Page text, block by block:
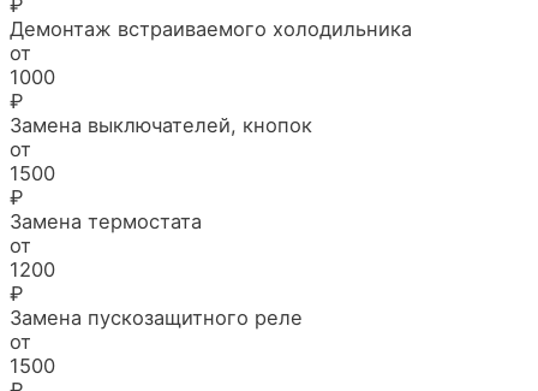
₽
Демонтаж встраиваемого холодильника
от
1000
₽
Замена выключателей, кнопок
от
1500
₽
Замена термостата
от
1200
₽
Замена пускозащитного реле
от
1500